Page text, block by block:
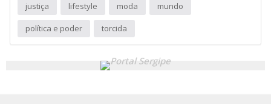
justiça lifestyle moda mundo
política e poder torcida